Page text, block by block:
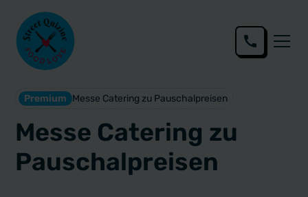
Premium Messe Catering zu Pauschal­preisen
Messe Catering zu
Pauschal­preisen